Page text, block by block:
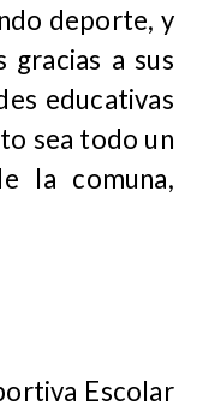
deporte, y
gracias a sus
educativas
sea todo un
la comuna,
Escolar